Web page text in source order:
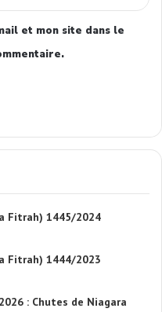
et mon site dans le
Fitrah) 1445/2024
Fitrah) 1444/2023
: Chutes de Niagara